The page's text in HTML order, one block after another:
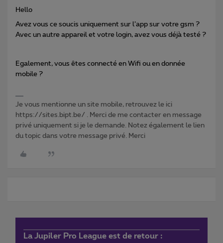
Hello
Avez vous ce soucis uniquement sur l’app sur votre gsm ?
Avec un autre appareil et votre login, avez vous déjà testé ?
Egalement, vous êtes connecté en Wifi ou en donnée
mobile ?
Je vous mentionne un site mobile, retrouvez le ici
https://sites.bipt.be/ . Merci de me contacter en message
privé uniquement si je le demande. Notez également le lien
du topic dans votre message privé. Merci
La Jupiler Pro League est de retour :